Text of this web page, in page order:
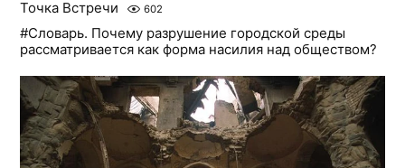
Точка Встречи 602
#Словарь. Почему разрушение городской среды
рассматривается как форма насилия над обществом?